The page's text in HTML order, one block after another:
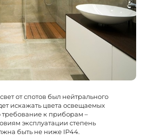
от спотов был нейтрального
искажать цвета освещаемых
к приборам –
эксплуатации степень
быть не ниже IP44.